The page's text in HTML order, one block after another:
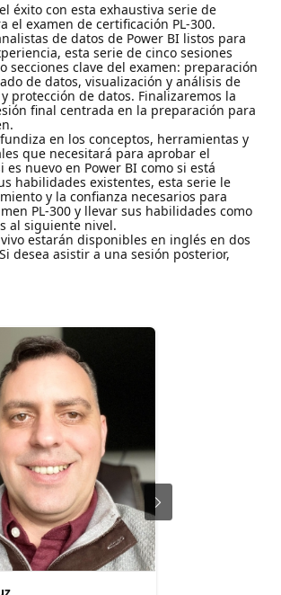
éxito con esta exhaustiva serie de
el examen de certificación PL-300.
de datos de Power BI listos para
esta serie de cinco sesiones
secciones clave del examen: preparación
de datos, visualización y análisis de
protección de datos. Finalizaremos la
final centrada en la preparación para
en los conceptos, herramientas y
que necesitará para aprobar el
es nuevo en Power BI como si está
habilidades existentes, esta serie le
y la confianza necesarios para
PL-300 y llevar sus habilidades como
al siguiente nivel.
estarán disponibles en inglés en dos
desea asistir a una sesión posterior,